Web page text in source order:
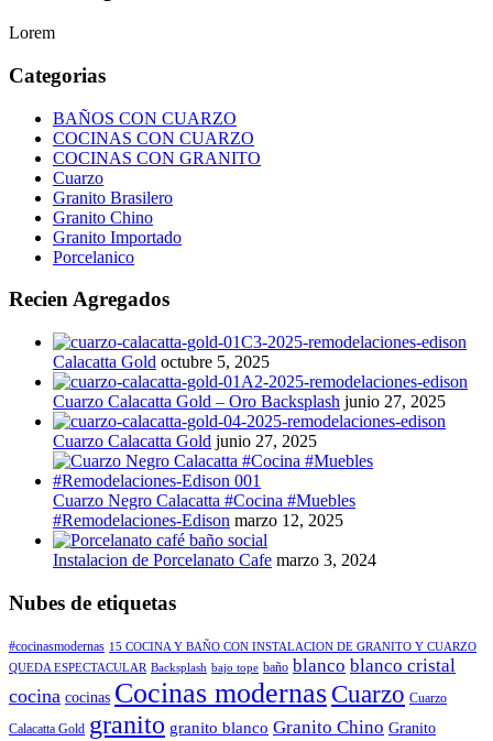
Lorem
Categorias
BAÑOS CON CUARZO
COCINAS CON CUARZO
COCINAS CON GRANITO
Cuarzo
Granito Brasilero
Granito Chino
Granito Importado
Porcelanico
Recien Agregados
Calacatta Gold octubre 5, 2025
Cuarzo Calacatta Gold – Oro Backsplash junio 27, 2025
Cuarzo Calacatta Gold junio 27, 2025
Cuarzo Negro Calacatta #Cocina #Muebles
#Remodelaciones-Edison marzo 12, 2025
Instalacion de Porcelanato Cafe marzo 3, 2024
Nubes de etiquetas
#cocinasmodernas 15 COCINA Y BAÑO CON INSTALACION DE GRANITO Y CUARZO
QUEDA ESPECTACULAR Backsplash bajo tope baño blanco blanco cristal
cocina cocinas Cocinas modernas Cuarzo Cuarzo
Calacatta Gold granito granito blanco Granito Chino Granito